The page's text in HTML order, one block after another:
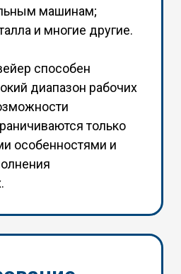
машинам;
и многие другие.
способен
диапазон рабочих
только
особенностями и